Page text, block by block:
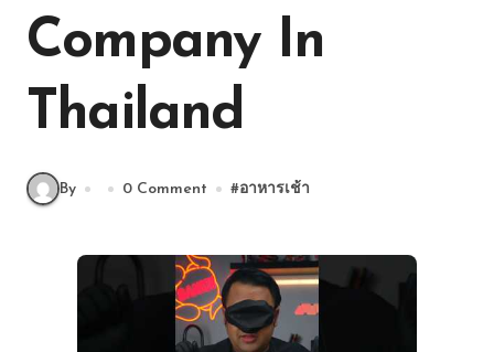
Company In
Thailand
By 0 Comment #อาหารเช้า